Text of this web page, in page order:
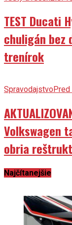
TEST Ducati
chuligán bez
trenírok
Spravodajstvo
Volkswagen
obria
Najčítanejšie